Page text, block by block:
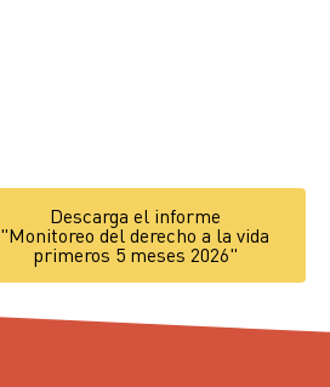
Descarga el informe
"Monitoreo del derecho a la vida
primeros 5 meses 2026"